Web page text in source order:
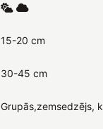
15-20 cm
30-45 cm
Grupās,zemsedzējs,